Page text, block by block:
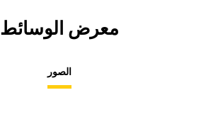
معرض الوسائط
الصور